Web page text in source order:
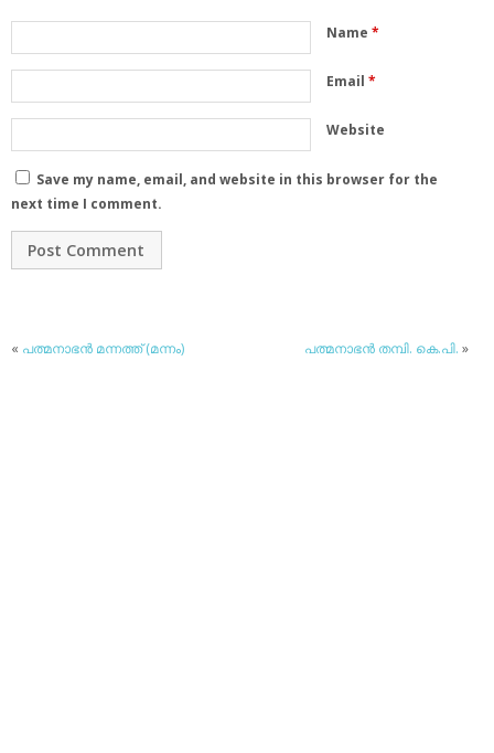
Name *
Email *
Website
Save my name, email, and website in this browser for the
next time I comment.
« പത്മനാഭന്‍ മന്നത്ത് (മന്നം) പത്മനാഭന്‍ തമ്പി. കെ.പി. »